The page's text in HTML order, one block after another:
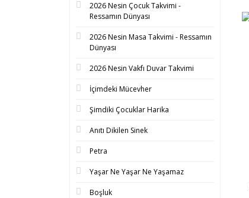
2026 Nesin Çocuk Takvimi -
Ressamın Dünyası
2026 Nesin Masa Takvimi - Ressamın
Dünyası
2026 Nesin Vakfı Duvar Takvimi
İçimdeki Mücevher
Şimdiki Çocuklar Harika
Anıtı Dikilen Sinek
Petra
Yaşar Ne Yaşar Ne Yaşamaz
Boşluk